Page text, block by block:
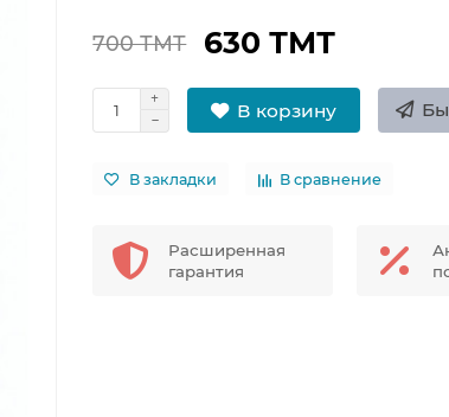
700 ТМТ 630 ТМТ
В корзину
В закладки В сравнение
Расширенная
гарантия